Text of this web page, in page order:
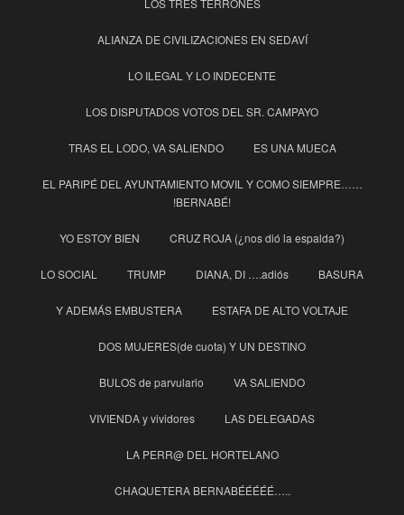
LOS TRES TERRONES
ALIANZA DE CIVILIZACIONES EN SEDAVÍ
LO ILEGAL Y LO INDECENTE
LOS DISPUTADOS VOTOS DEL SR. CAMPAYO
TRAS EL LODO, VA SALIENDO ES UNA MUECA
EL PARIPÉ DEL AYUNTAMIENTO MOVIL Y COMO SIEMPRE……
!BERNABÉ!
YO ESTOY BIEN CRUZ ROJA (¿nos dió la espalda?)
LO SOCIAL TRUMP DIANA, DI ….adiós BASURA
Y ADEMÁS EMBUSTERA ESTAFA DE ALTO VOLTAJE
DOS MUJERES(de cuota) Y UN DESTINO
BULOS de parvulario VA SALIENDO
VIVIENDA y vividores LAS DELEGADAS
LA PERR@ DEL HORTELANO
CHAQUETERA BERNABÉÉÉÉÉ…..